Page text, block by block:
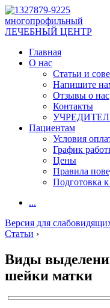
многопрофильный
ЛЕЧЕБНЫЙ ЦЕНТР
Главная
О нас
Статьи и
Напишите
Отзывы о нас
Контакты
Пациентам
Условия
График
Цены
Правила
Подготовка
...
Версия для
Статьи ›
Виды
шейки матки